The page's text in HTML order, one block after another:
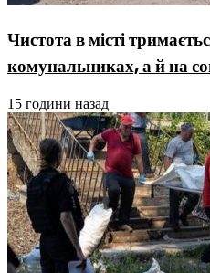
Чистота в місті
комунальниках, а й на
15 години назад